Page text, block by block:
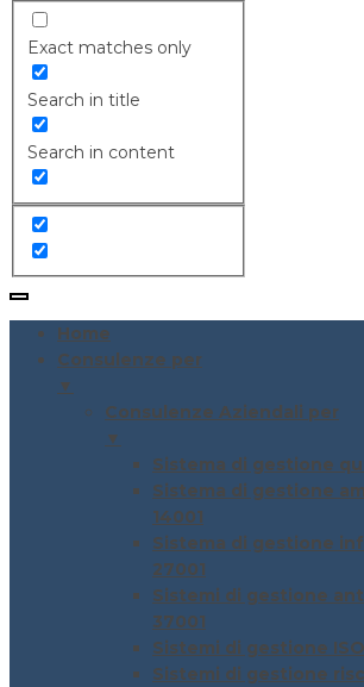
Exact matches only
Search in title
Search in content
Home
Consulenze per
▼
Consulenze Aziendali per
▼
Sistema di gestione
Sistema di gestione
14001
Sistema di gestione
27001
Sistemi di gestione
37001
Sistemi di gestione
Sistemi di gestione